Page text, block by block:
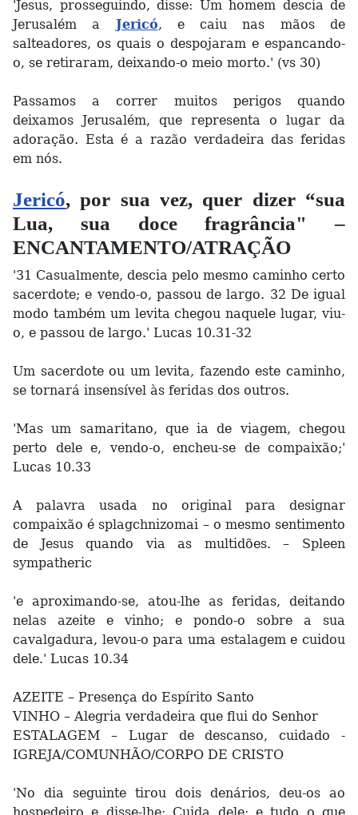
'Jesus, prosseguindo, disse: Um homem descia de
Jerusalém a Jericó, e caiu nas mãos de
salteadores, os quais o despojaram e espancando-
o, se retiraram, deixando-o meio morto.' (vs 30)
Passamos a correr muitos perigos quando
deixamos Jerusalém, que representa o lugar da
adoração. Esta é a razão verdadeira das feridas
em nós.
Jericó, por sua vez, quer dizer “sua
Lua, sua doce fragrância" –
ENCANTAMENTO/ATRAÇÃO
'31 Casualmente, descia pelo mesmo caminho certo
sacerdote; e vendo-o, passou de largo. 32 De igual
modo também um levita chegou naquele lugar, viu-
o, e passou de largo.' Lucas 10.31-32
Um sacerdote ou um levita, fazendo este caminho,
se tornará insensível às feridas dos outros.
'Mas um samaritano, que ia de viagem, chegou
perto dele e, vendo-o, encheu-se de compaixão;'
Lucas 10.33
A palavra usada no original para designar
compaixão é splagchnizomai – o mesmo sentimento
de Jesus quando via as multidões. – Spleen
sympatheric
'e aproximando-se, atou-lhe as feridas, deitando
nelas azeite e vinho; e pondo-o sobre a sua
cavalgadura, levou-o para uma estalagem e cuidou
dele.' Lucas 10.34
AZEITE – Presença do Espírito Santo
VINHO – Alegria verdadeira que flui do Senhor
ESTALAGEM – Lugar de descanso, cuidado -
IGREJA/COMUNHÃO/CORPO DE CRISTO
'No dia seguinte tirou dois denários, deu-os ao